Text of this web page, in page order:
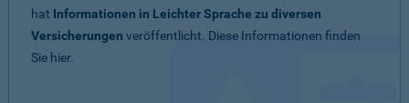
hat Informationen in Leichter Sprache zu diversen
Versicherungen veröffentlicht. Diese Informationen finden
Sie hier.